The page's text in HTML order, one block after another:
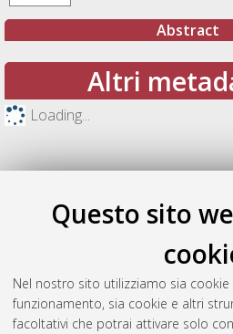
Questo sito
Nel nostro sito utilizziamo sia
funzionamento, sia cookie e altri
facoltativi che potrai attivare solo
Abstract
Altri
Loading...